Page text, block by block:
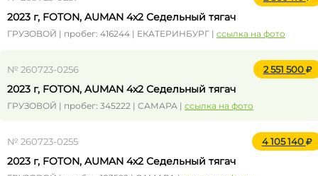
2023 г, FOTON, AUMAN 4x2 Седельный тягач
ГРУЗОВОЙ | пробег: 416244 | ЕКАТЕРИНБУРГ | ссылка на фото
№ 260723-0256 2 551 500
2023 г, FOTON, AUMAN 4x2 Седельный тягач
ГРУЗОВОЙ | пробег: 345222 | САМАРА | ссылка на фото
№ 260723-0255 4 105 140
2023 г, FOTON, AUMAN 4x2 Седельный тягач